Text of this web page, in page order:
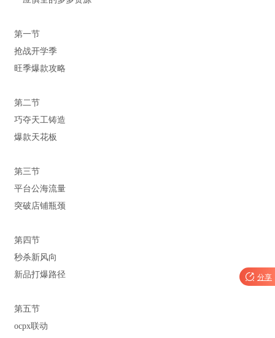
第一节
抢战开学季
旺季爆款攻略
第二节
巧夺天工铸造
爆款天花板
第三节
平台公海流量
突破店铺瓶颈
第四节
秒杀新风向
新品打爆路径
第五节
ocpx联动
 分享